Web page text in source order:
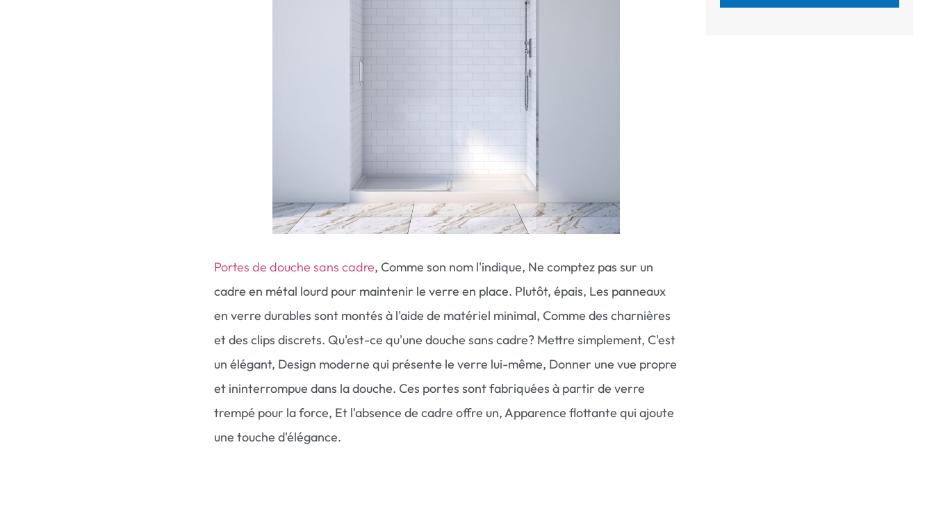
Portes de douche sans cadre, Comme son nom l'indique, Ne comptez pas sur un
cadre en métal lourd pour maintenir le verre en place. Plutôt, épais, Les panneaux
en verre durables sont montés à l'aide de matériel minimal, Comme des charnières
et des clips discrets. Qu'est-ce qu'une douche sans cadre? Mettre simplement, C'est
un élégant, Design moderne qui présente le verre lui-même, Donner une vue propre
et ininterrompue dans la douche. Ces portes sont fabriquées à partir de verre
trempé pour la force, Et l'absence de cadre offre un, Apparence flottante qui ajoute
une touche d'élégance.